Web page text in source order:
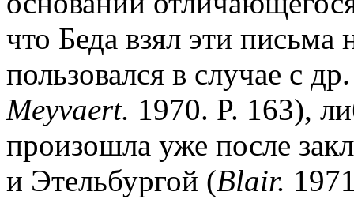
что Беда взял эти письма
пользовался в случае с
Meyvaert. 1970. P. 163),
произошла уже после
и Этельбургой (Blair.